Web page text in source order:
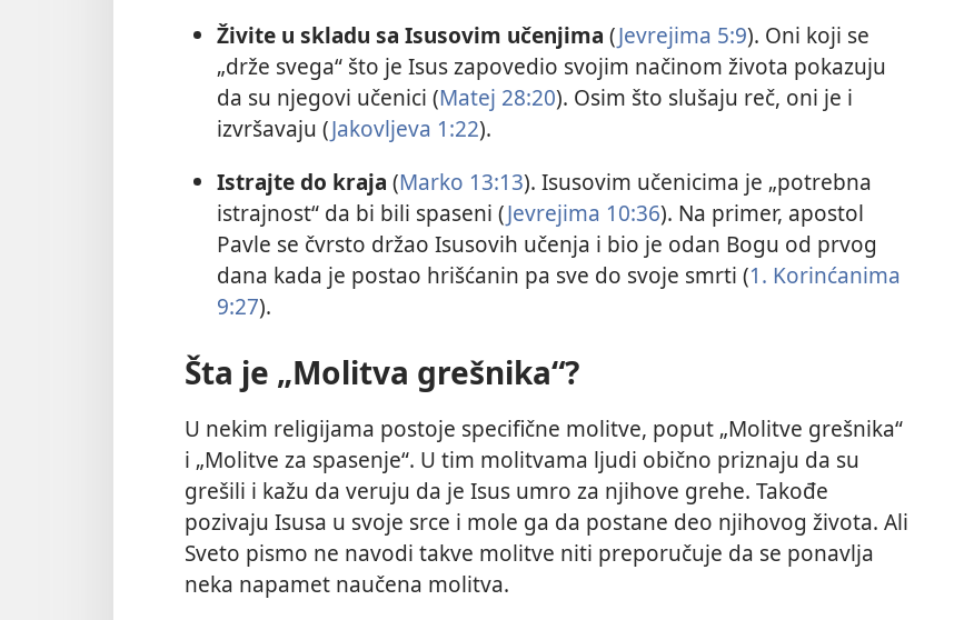
Živite u skladu sa Isusovim učenjima (Jevrejima 5:9). Oni koji se
„drže svega“ što je Isus zapovedio svojim načinom života pokazuju
da su njegovi učenici (Matej 28:20). Osim što slušaju reč, oni je i
izvršavaju (Jakovljeva 1:22).
Istrajte do kraja (Marko 13:13). Isusovim učenicima je „potrebna
istrajnost“ da bi bili spaseni (Jevrejima 10:36). Na primer, apostol
Pavle se čvrsto držao Isusovih učenja i bio je odan Bogu od prvog
dana kada je postao hrišćanin pa sve do svoje smrti (1. Korinćanima
9:27).
Šta je „Molitva grešnika“?
U nekim religijama postoje specifične molitve, poput „Molitve grešnika“
i „Molitve za spasenje“. U tim molitvama ljudi obično priznaju da su
grešili i kažu da veruju da je Isus umro za njihove grehe. Takođe
pozivaju Isusa u svoje srce i mole ga da postane deo njihovog života. Ali
Sveto pismo ne navodi takve molitve niti preporučuje da se ponavlja
neka napamet naučena molitva.